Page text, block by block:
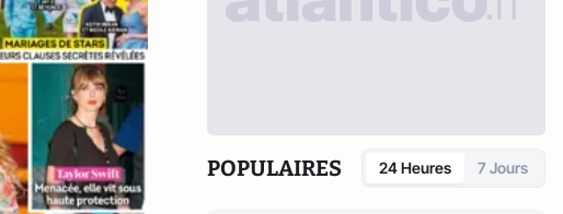
POPULAIRES 24 Heures 7 Jours